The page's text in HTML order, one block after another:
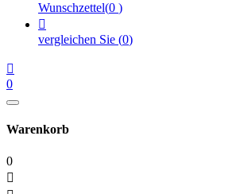
Wunschzettel(0 )

vergleichen Sie (0)

0
Warenkorb
0
